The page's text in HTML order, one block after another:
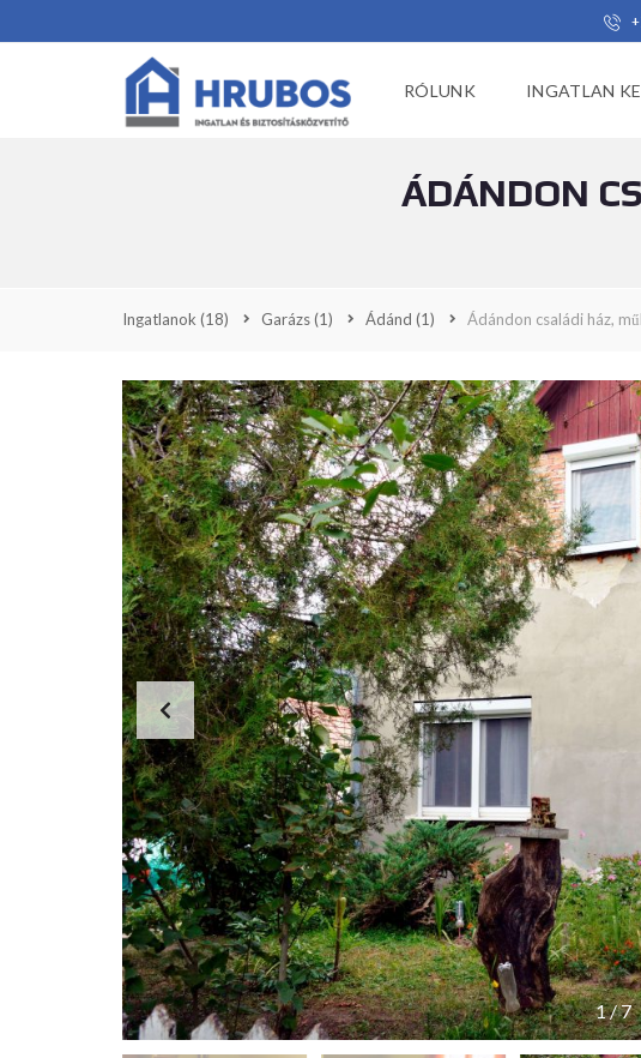
RÓLUNK INGATLAN
ÁDÁNDON
Ingatlanok (18) Garázs(1) Ádánd (1) Ádándon családi ház,
1/7